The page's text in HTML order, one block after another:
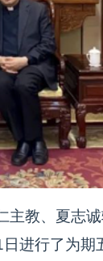
主教、夏志
进行了为期